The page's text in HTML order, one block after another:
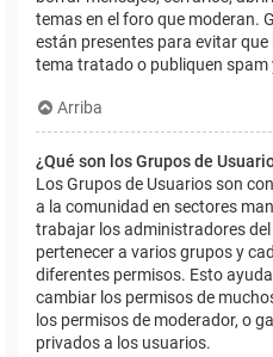
temas en el foro que moderan.
están presentes para evitar
tema tratado o publiquen
Arriba
¿Qué son los Grupos de
Los Grupos de Usuarios son
a la comunidad en sectores
trabajar los administradores
pertenecer a varios grupos y
diferentes permisos. Esto
cambiar los permisos de
los permisos de moderador, o
privados a los usuarios.